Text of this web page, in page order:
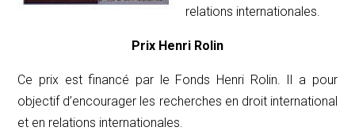
relations internationales.
Prix Henri Rolin
Ce prix est financé par le Fonds Henri Rolin. Il a pour
objectif d’encourager les recherches en droit international
et en relations internationales.